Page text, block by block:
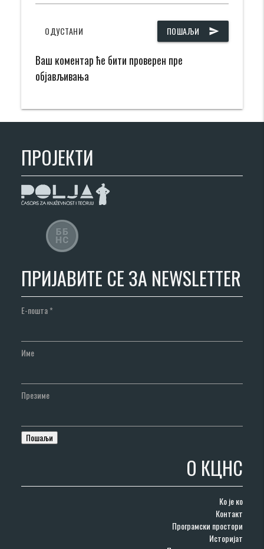
ПОШАЉИ send
ОДУСТАНИ
Ваш коментар ће бити проверен пре
објављивања
ПРОЈЕКТИ
ПРИЈАВИТЕ СЕ ЗА NEWSLETTER
Е-пошта*
Име
Презиме
О КЦНС
Ко је ко
Контакт
Програмски простори
Историјат